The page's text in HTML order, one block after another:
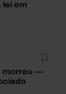
lei em
morreu —